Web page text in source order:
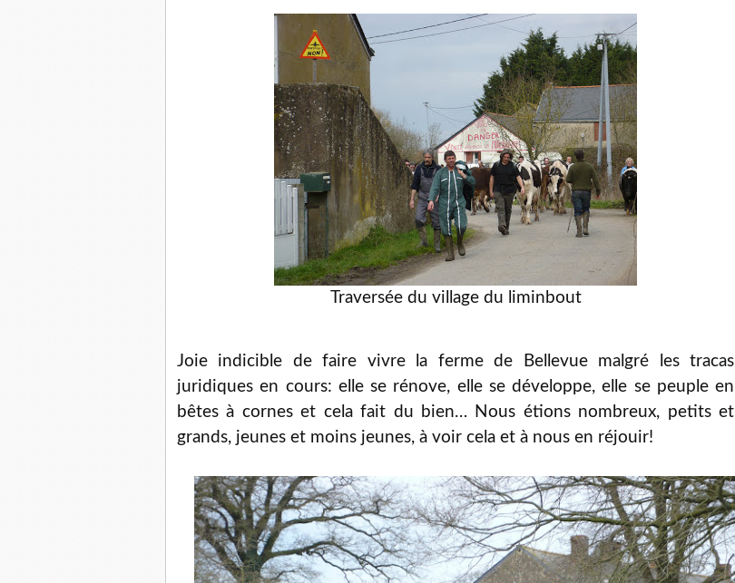
Traversée du village du liminbout
Joie indicible de faire vivre la ferme de Bellevue malgré les tracas
juridiques en cours: elle se rénove, elle se développe, elle se peuple en
bêtes à cornes et cela fait du bien… Nous étions nombreux, petits et
grands, jeunes et moins jeunes, à voir cela et à nous en réjouir!